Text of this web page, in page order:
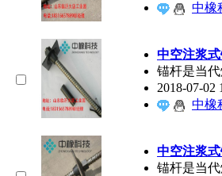
中橡
中空注浆
锚杆是当
2018-07-02
中橡
中空注浆
锚杆是当